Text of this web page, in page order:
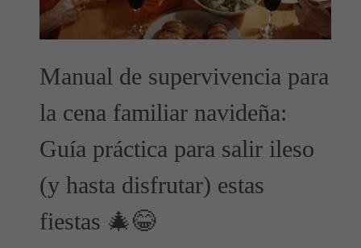
Manual de supervivencia para
la cena familiar navideña:
Guía práctica para salir ileso
(y hasta disfrutar) estas
fiestas 🎄😂